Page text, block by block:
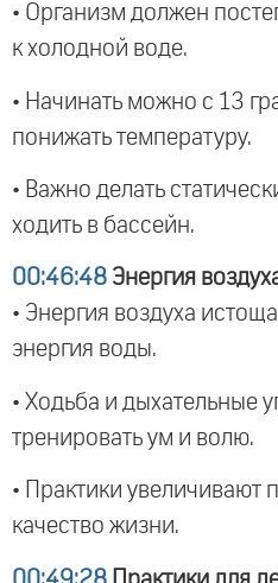
• Организм должен
к холодной воде.
• Начинать можно с 13
понижать температуру.
• Важно делать
ходить в бассейн.
00:46:48 Энергия
• Энергия воздуха
энергия воды.
• Ходьба и дыхательные
тренировать ум и волю.
• Практики увеличивают
качество жизни.